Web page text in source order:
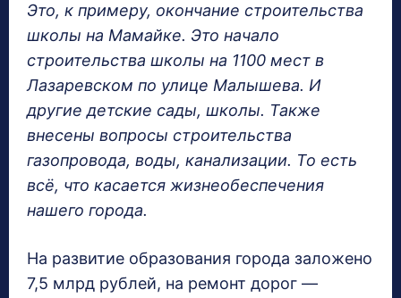
Это, к примеру, окончание строительства
школы на Мамайке. Это начало
строительства школы на 1100 мест в
Лазаревском по улице Малышева. И
другие детские сады, школы. Также
внесены вопросы строительства
газопровода, воды, канализации. То есть
всё, что касается жизнеобеспечения
нашего города.
На развитие образования города заложено
7,5 млрд рублей, на ремонт дорог —